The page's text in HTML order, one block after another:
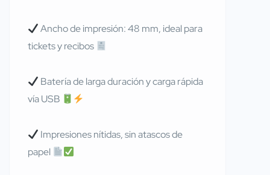
Ancho de impresión: 48 mm, ideal para
tickets y recibos
Batería de larga duración y carga rápida
vía USB
Impresiones nítidas, sin atascos de
papel